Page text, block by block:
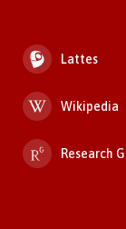
Lattes
Wikipedia
Research